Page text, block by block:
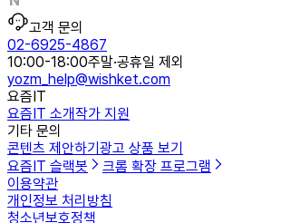
고객 문의
02-6925-4867
10:00-18:00주말·공휴일 제외
yozm_help@wishket.com
요즘IT
요즘IT 소개작가 지원
기타 문의
콘텐츠 제안하기광고 상품 보기
요즘IT 슬랙봇
크롬 확장 프로그램
이용약관
개인정보 처리방침
청소년보호정책